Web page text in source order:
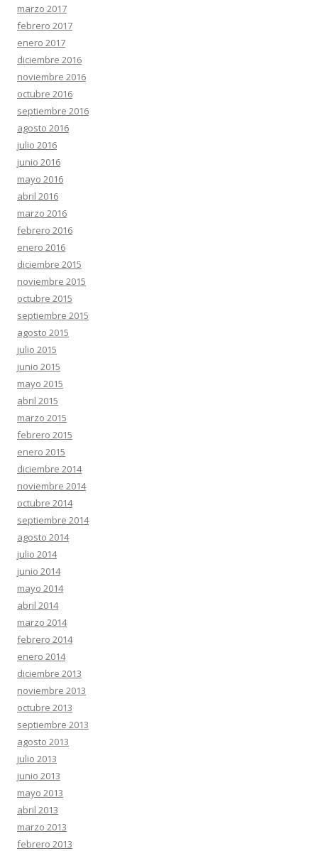
marzo 2017
febrero 2017
enero 2017
diciembre 2016
noviembre 2016
octubre 2016
septiembre 2016
agosto 2016
julio 2016
junio 2016
mayo 2016
abril 2016
marzo 2016
febrero 2016
enero 2016
diciembre 2015
noviembre 2015
octubre 2015
septiembre 2015
agosto 2015
julio 2015
junio 2015
mayo 2015
abril 2015
marzo 2015
febrero 2015
enero 2015
diciembre 2014
noviembre 2014
octubre 2014
septiembre 2014
agosto 2014
julio 2014
junio 2014
mayo 2014
abril 2014
marzo 2014
febrero 2014
enero 2014
diciembre 2013
noviembre 2013
octubre 2013
septiembre 2013
agosto 2013
julio 2013
junio 2013
mayo 2013
abril 2013
marzo 2013
febrero 2013